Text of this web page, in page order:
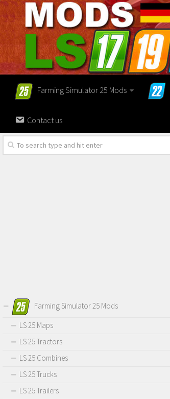
Farming Simulator 25 Mods
Contact us
Farming Simulator 25 Mods
LS 25 Maps
LS 25 Tractors
LS 25 Combines
LS 25 Trucks
LS 25 Trailers